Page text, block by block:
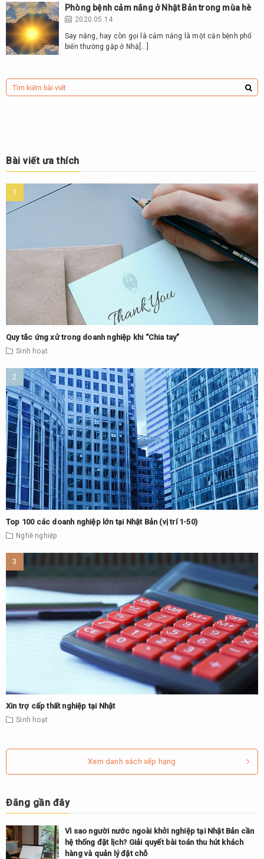
Phòng bệnh cảm nắng ở Nhật Bản trong mùa hè
2020.05.14
Say nắng, hay còn gọi là cảm nắng là một căn bệnh phổ
biến thường gặp ở Nhậ[…]
Bài viết ưa thích
Quy tắc ứng xử trong doanh nghiệp khi “Chia tay”
Sinh hoạt
Top 100 các doanh nghiệp lớn tại Nhật Bản (vị trí 1-50)
Nghề nghiệp
Xin trợ cấp thất nghiệp tại Nhật
Sinh hoạt
Xem danh sách xếp hạng
Đăng gần đây
Vì sao người nước ngoài khởi nghiệp tại Nhật Bản cần
hệ thống đặt lịch? Giải quyết bài toán thu hút khách
hàng và quản lý đặt chỗ